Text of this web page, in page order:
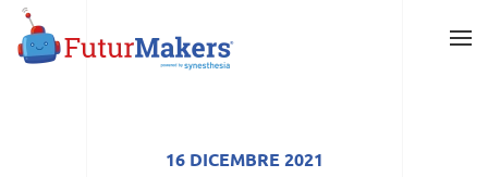
Skip
16 DICEMBRE 2021